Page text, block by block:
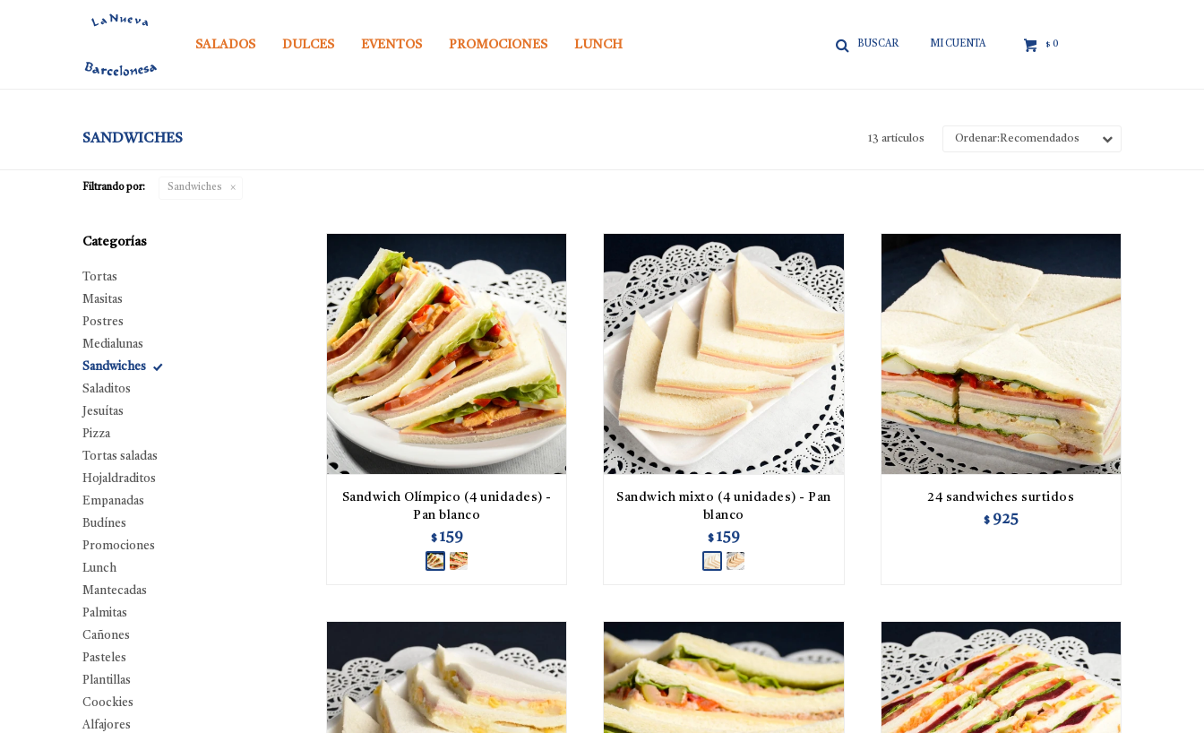
SALADOS DULCES EVENTOS PROMOCIONES LUNCH $ 0
SANDWICHES 13 artículos Recomendados
Filtrando por: Sandwiches
Sandwich Olímpico (4 unidades) -
Pan blanco
$ 159
Sandwich mixto (4 unidades) - Pan
blanco
$ 159
24 sandwiches surtidos
$ 925
Categorías
Tortas
Masitas
Postres
Medialunas
Sandwiches
Saladitos
Jesuítas
Pizza
Tortas saladas
Hojaldraditos
Empanadas
Budínes
Promociones
Lunch
Mantecadas
Palmitas
Cañones
Pasteles
Plantillas
Coockies
Alfajores